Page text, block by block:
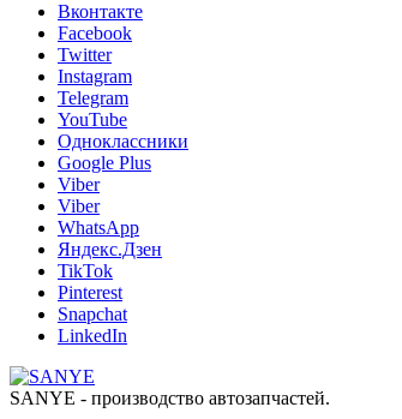
Вконтакте
Facebook
Twitter
Instagram
Telegram
YouTube
Одноклассники
Google Plus
Viber
Viber
WhatsApp
Яндекс.Дзен
TikTok
Pinterest
Snapchat
LinkedIn
SANYE - производство автозапчастей.